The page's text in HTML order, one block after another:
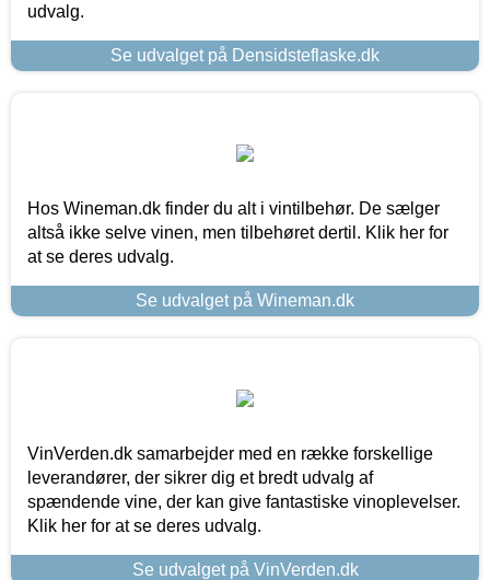
udvalg.
Se udvalget på Densidsteflaske.dk
Hos Wineman.dk finder du alt i vintilbehør. De sælger
altså ikke selve vinen, men tilbehøret dertil. Klik her for
at se deres udvalg.
Se udvalget på Wineman.dk
VinVerden.dk samarbejder med en række forskellige
leverandører, der sikrer dig et bredt udvalg af
spændende vine, der kan give fantastiske vinoplevelser.
Klik her for at se deres udvalg.
Se udvalget på VinVerden.dk